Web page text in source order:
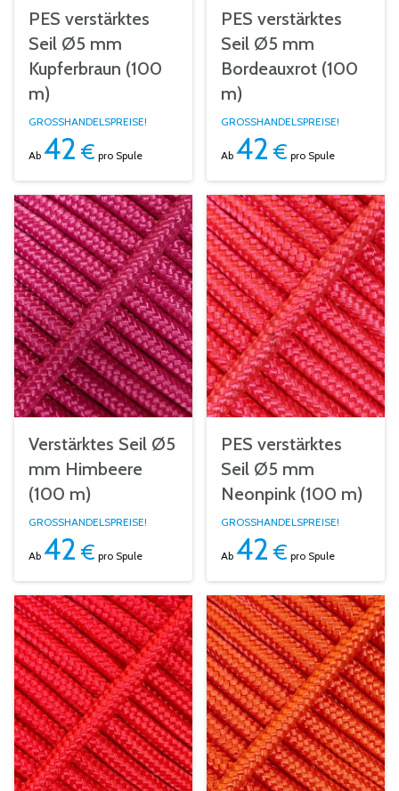
PES verstärktes
Seil Ø5 mm
Kupferbraun (100
m)
GROSSHANDELSPREISE!
Ab 42 € pro Spule
PES verstärktes
Seil Ø5 mm
Bordeauxrot (100
m)
GROSSHANDELSPREISE!
Ab 42 € pro Spule
Verstärktes Seil Ø5
mm Himbeere
(100 m)
GROSSHANDELSPREISE!
Ab 42 € pro Spule
PES verstärktes
Seil Ø5 mm
Neonpink (100 m)
GROSSHANDELSPREISE!
Ab 42 € pro Spule